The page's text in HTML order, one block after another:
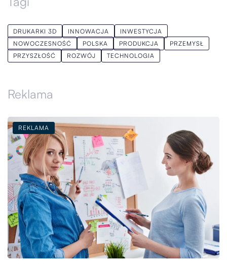
DRUKARKI 3D INNOWACJA
INWESTYCJA
NOWOCZESNOŚĆ
POLSKA PRODUKCJA
PRZEMYSŁ
PRZYSZŁOŚĆ
ROZWÓJ TECHNOLOGIA
Reklama
REKLAMA